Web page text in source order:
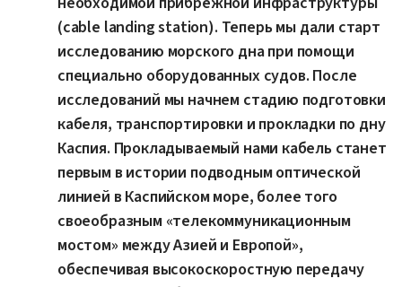
(cable landing station). Теперь мы дали старт
исследованию морского дна при помощи
специально оборудованных судов. После
исследований мы начнем стадию подготовки
кабеля, транспортировки и прокладки по дну
Каспия. Прокладываемый нами кабель станет
первым в истории подводным оптической
линией в Каспийском море, более того
своеобразным «телекоммуникационным
мостом» между Азией и Европой»,
обеспечивая высокоскоростную передачу